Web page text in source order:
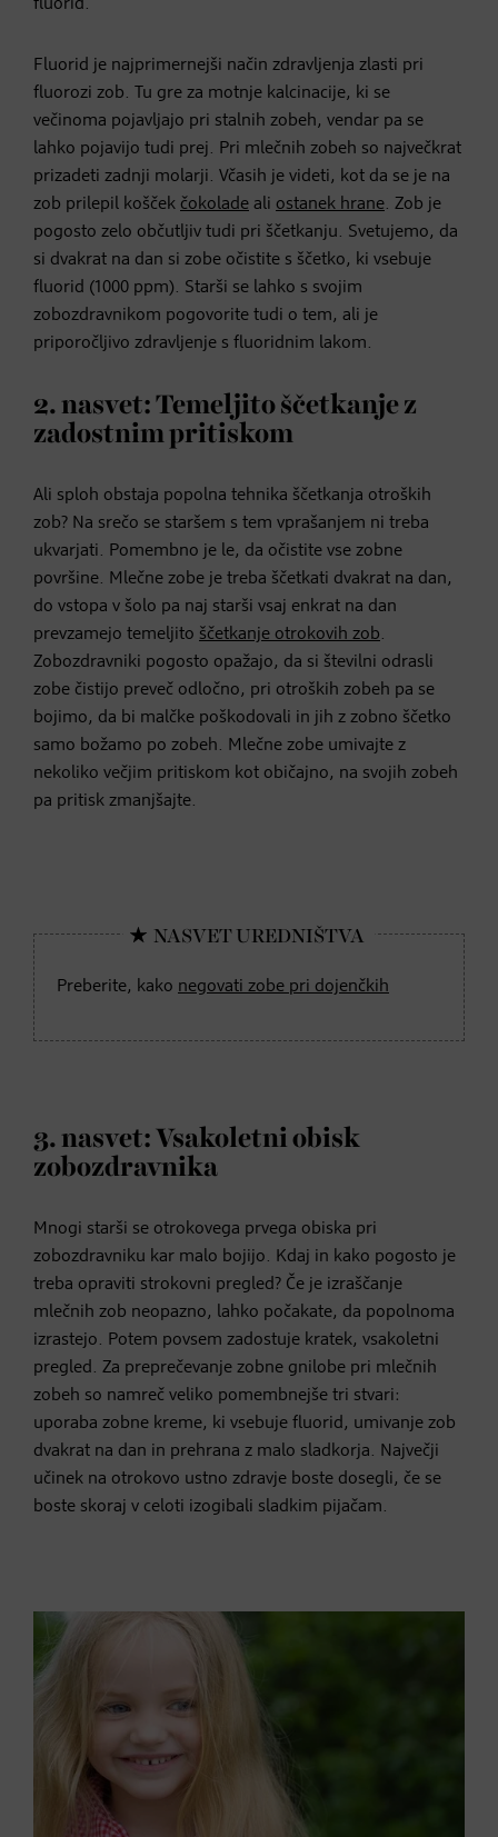
fluorid.
Fluorid je najprimernejši način zdravljenja zlasti pri
fluorozi zob. Tu gre za motnje kalcinacije, ki se
večinoma pojavljajo pri stalnih zobeh, vendar pa se
lahko pojavijo tudi prej. Pri mlečnih zobeh so največkrat
prizadeti zadnji molarji. Včasih je videti, kot da se je na
zob prilepil košček čokolade ali ostanek hrane. Zob je
pogosto zelo občutljiv tudi pri ščetkanju. Svetujemo, da
si dvakrat na dan si zobe očistite s ščetko, ki vsebuje
fluorid (1000 ppm). Starši se lahko s svojim
zobozdravnikom pogovorite tudi o tem, ali je
priporočljivo zdravljenje s fluoridnim lakom.
2. nasvet: Temeljito ščetkanje z
zadostnim pritiskom
Ali sploh obstaja popolna tehnika ščetkanja otroških
zob? Na srečo se staršem s tem vprašanjem ni treba
ukvarjati. Pomembno je le, da očistite vse zobne
površine. Mlečne zobe je treba ščetkati dvakrat na dan,
do vstopa v šolo pa naj starši vsaj enkrat na dan
prevzamejo temeljito ščetkanje otrokovih zob.
Zobozdravniki pogosto opažajo, da si številni odrasli
zobe čistijo preveč odločno, pri otroških zobeh pa se
bojimo, da bi malčke poškodovali in jih z zobno ščetko
samo božamo po zobeh. Mlečne zobe umivajte z
nekoliko večjim pritiskom kot običajno, na svojih zobeh
pa pritisk zmanjšajte.
Preberite, kako negovati zobe pri dojenčkih
3. nasvet: Vsakoletni obisk
zobozdravnika
Mnogi starši se otrokovega prvega obiska pri
zobozdravniku kar malo bojijo. Kdaj in kako pogosto je
treba opraviti strokovni pregled? Če je izraščanje
mlečnih zob neopazno, lahko počakate, da popolnoma
izrastejo. Potem povsem zadostuje kratek, vsakoletni
pregled. Za preprečevanje zobne gnilobe pri mlečnih
zobeh so namreč veliko pomembnejše tri stvari:
uporaba zobne kreme, ki vsebuje fluorid, umivanje zob
dvakrat na dan in prehrana z malo sladkorja. Največji
učinek na otrokovo ustno zdravje boste dosegli, če se
boste skoraj v celoti izogibali sladkim pijačam.